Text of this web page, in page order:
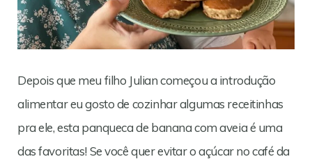
Depois que meu filho Julian começou a introdução
alimentar eu gosto de cozinhar algumas receitinhas
pra ele, esta panqueca de banana com aveia é uma
das favoritas! Se você quer evitar o açúcar no café da